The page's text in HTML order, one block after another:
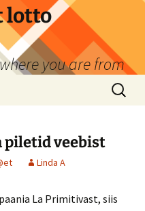
lotto
you are from
Otsi:
piletid veebist
Linda A
La Primitivast, siis